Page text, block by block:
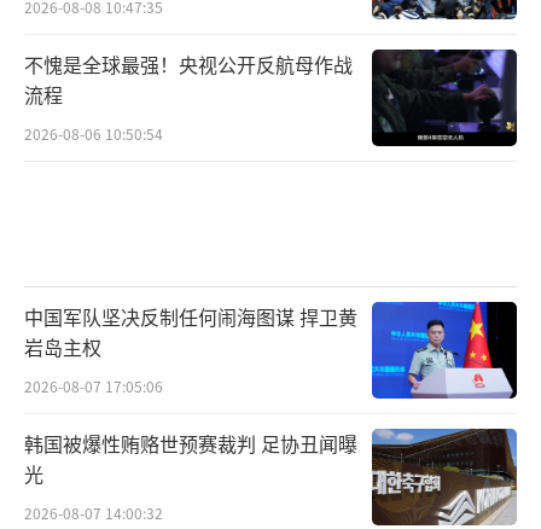
2026-08-08 10:47:35
不愧是全球最强！央视公开反航母作战
流程
2026-08-06 10:50:54
中国军队坚决反制任何闹海图谋 捍卫黄
岩岛主权
2026-08-07 17:05:06
韩国被爆性贿赂世预赛裁判 足协丑闻曝
光
2026-08-07 14:00:32